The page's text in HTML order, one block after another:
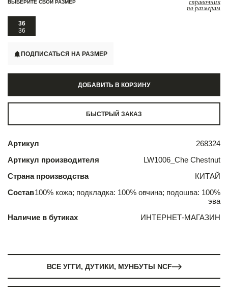
ВЫБЕРИТЕ СВОЙ РАЗМЕР справочник
по размерам
36
36
ПОДПИСАТЬСЯ НА РАЗМЕР
ДОБАВИТЬ В КОРЗИНУ
БЫСТРЫЙ ЗАКАЗ
Артикул
268324
Артикул производителя
LW1006_Che Chestnut
Страна производства
КИТАЙ
Состав100% кожа; подкладка: 100% овчина; подошва: 100%
эва
Наличие в бутиках
ИНТЕРНЕТ-МАГАЗИН
ВСЕ УГГИ, ДУТИКИ, МУНБУТЫ NCF